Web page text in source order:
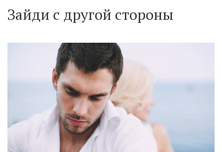
Зайди с другой стороны